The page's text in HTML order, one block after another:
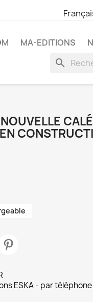
MA-EDITIONS
search
ESKA - par